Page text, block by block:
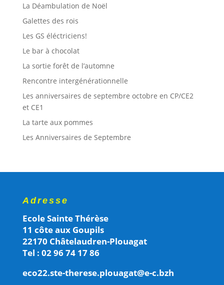
La Déambulation de Noël
Galettes des rois
Les GS éléctriciens!
Le bar à chocolat
La sortie forêt de l’automne
Rencontre intergénérationnelle
Les anniversaires de septembre octobre en CP/CE2
et CE1
La tarte aux pommes
Les Anniversaires de Septembre
Adresse
Ecole Sainte Thérèse
11 côte aux Goupils
22170 Châtelaudren-Plouagat
Tel : 02 96 74 17 86
eco22.ste-therese.plouagat@e-c.bzh